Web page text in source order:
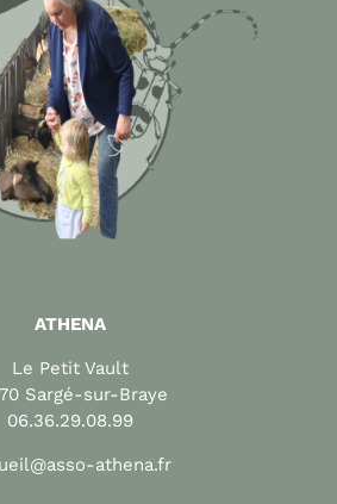
ATHENA
Le Petit Vault
Sargé-sur-Braye
06.36.29.08.99
athena.fr